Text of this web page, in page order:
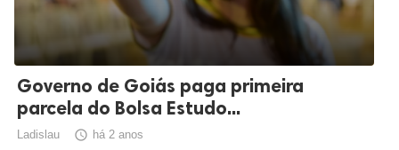
Governo de Goiás paga primeira
parcela do Bolsa Estudo...
Ladislau  há 2 anos